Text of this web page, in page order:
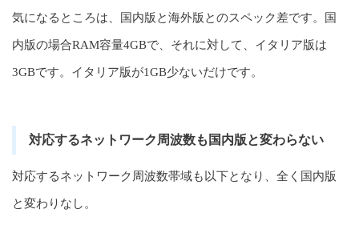
気になるところは、国内版と海外版とのスペック差です。国
内版の場合RAM容量4GBで、それに対して、イタリア版は
3GBです。イタリア版が1GB少ないだけです。
対応するネットワーク周波数も国内版と変わらない
対応するネットワーク周波数帯域も以下となり、全く国内版
と変わりなし。